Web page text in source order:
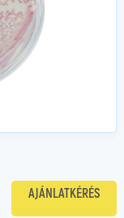
AJÁNLATKÉRÉS